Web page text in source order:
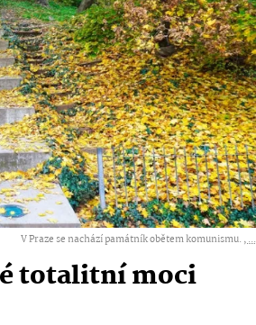
V Praze se nachází památník obětem komunismu. ,...
totalitní moci